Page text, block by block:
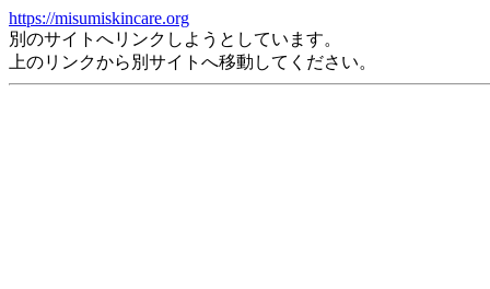
https://misumiskincare.org
別のサイトへリンクしようとしています。
上のリンクから別サイトへ移動してください。